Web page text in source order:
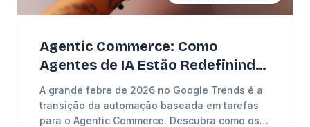
Agentic Commerce: Como
Agentes de IA Estão Redefinindo
o E-commerce em 2026
A grande febre de 2026 no Google Trends é a
transição da automação baseada em tarefas
para o Agentic Commerce. Descubra como os